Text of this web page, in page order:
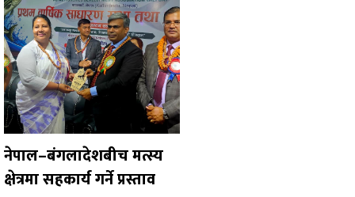
नेपाल–बंगलादेशबीच मत्स्य
क्षेत्रमा सहकार्य गर्ने प्रस्ताव